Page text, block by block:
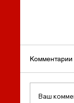
Комментарии
Ваш